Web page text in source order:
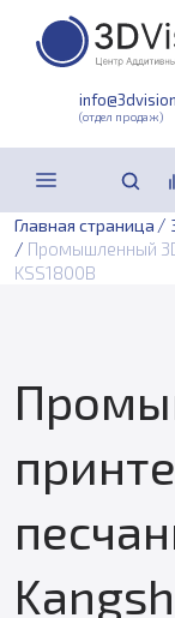
(отдел продаж)
Главная страница /
/ Промышленный
KSS1800B